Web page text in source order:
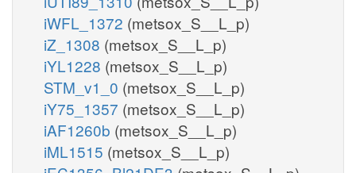
iWFL_1372 (metsox_S__L_p)
iZ_1308 (metsox_S__L_p)
iYL1228 (metsox_S__L_p)
STM_v1_0 (metsox_S__L_p)
iY75_1357 (metsox_S__L_p)
iAF1260b (metsox_S__L_p)
iML1515 (metsox_S__L_p)